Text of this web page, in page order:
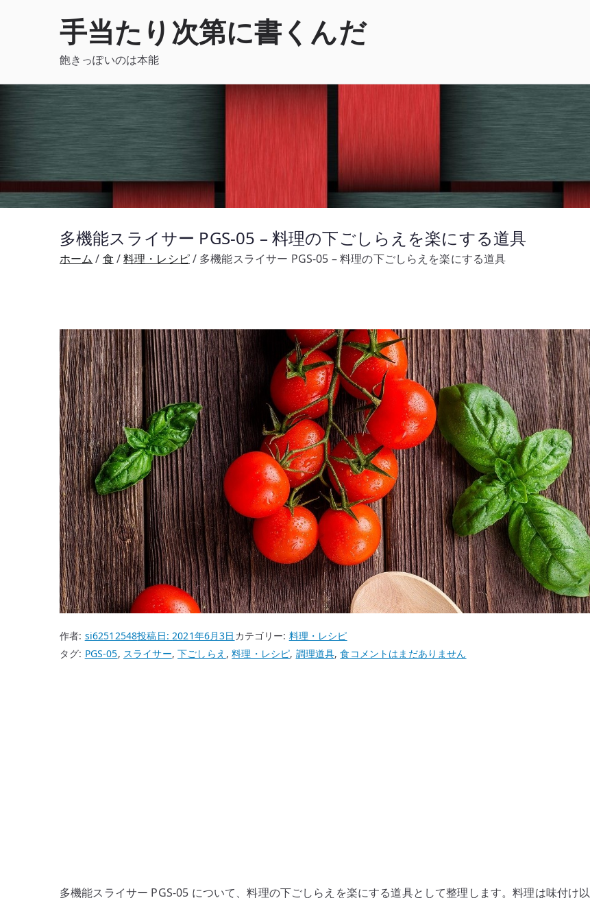
手当たり次第に書くんだ
飽きっぽいのは本能
多機能スライサー PGS-05 – 料理の下ごしらえを楽にする道具
ホーム 食 料理・レシピ 多機能スライサー PGS-05 – 料理の下ごしらえを楽にする道具
作者: si62512548投稿日:2021年6月3日 カテゴリー: 料理・レシピ
タグ: PGS-05, スライサー,下ごしらえ ,料理・レシピ, 調理道具,食 多
の
コメントはまだありません
多機能スライサー PGS-05 について、料理の下ごしらえを楽にする道具として整理します。料理は味付け以